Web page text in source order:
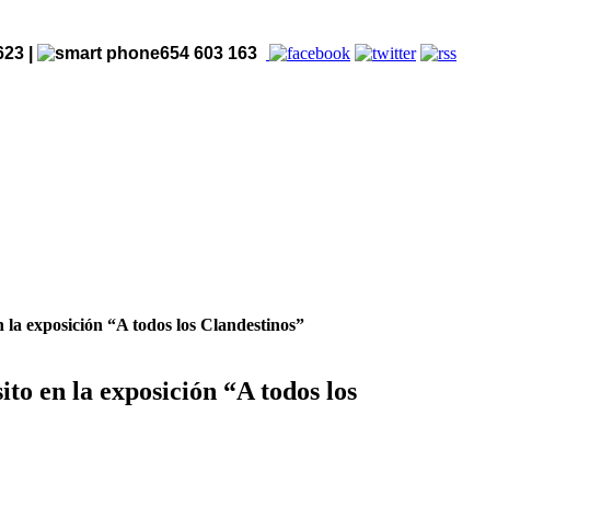
|
654 603 163
exposición “A todos los Clandestinos”
en la exposición “A todos los